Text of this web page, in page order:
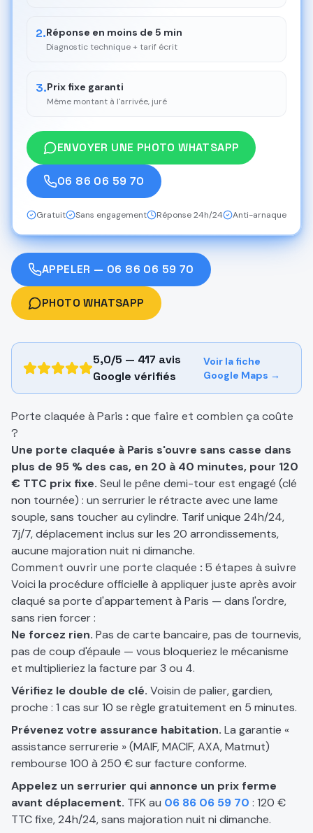
2.Réponse en moins de 5 min
Diagnostic technique + tarif écrit
3.Prix fixe garanti
Même montant à l'arrivée, juré
ENVOYER UNE PHOTO WHATSAPP
06 86 06 59 70
Gratuit Sans engagement Réponse 24h/24 Anti-arnaque
APPELER — 06 86 06 59 70
PHOTO WHATSAPP
5,0/5 — 417 avis
Google vérifiés
Voir la fiche
Google Maps →
Porte claquée à Paris : que faire et combien ça coûte
?
Une porte claquée à Paris s'ouvre sans casse dans
plus de 95 % des cas, en 20 à 40 minutes, pour 120
€ TTC prix fixe. Seul le pêne demi-tour est engagé (clé
non tournée) : un serrurier le rétracte avec une lame
souple, sans toucher au cylindre. Tarif unique 24h/24,
7j/7, déplacement inclus sur les 20 arrondissements,
aucune majoration nuit ni dimanche.
Comment ouvrir une porte claquée : 5 étapes à suivre
Voici la procédure officielle à appliquer juste après avoir
claqué sa porte d'appartement à Paris — dans l'ordre,
sans rien forcer :
Ne forcez rien. Pas de carte bancaire, pas de tournevis,
pas de coup d'épaule — vous bloqueriez le mécanisme
et multiplieriez la facture par 3 ou 4.
Vérifiez le double de clé. Voisin de palier, gardien,
proche : 1 cas sur 10 se règle gratuitement en 5 minutes.
Prévenez votre assurance habitation. La garantie «
assistance serrurerie » (MAIF, MACIF, AXA, Matmut)
rembourse 100 à 250 € sur facture conforme.
Appelez un serrurier qui annonce un prix ferme
avant déplacement. TFK au 06 86 06 59 70 : 120 €
TTC fixe, 24h/24, sans majoration nuit ni dimanche.